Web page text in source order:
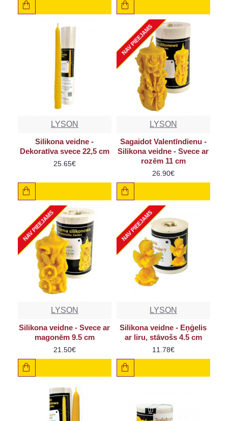
LYSON
Silikona veidne -
Dekoratīva svece 22,5 cm
25.65€
NAV PIEEJAMS
LYSON
Sagaidot Valentīndienu -
Silikona veidne - Svece ar
rozēm 11 cm
26.90€
NAV PIEEJAMS
LYSON
Silikona veidne - Svece ar
magonēm 9.5 cm
21.50€
NAV PIEEJAMS
LYSON
Silikona veidne - Eņģelis
ar liru, stāvošs 4.5 cm
11.78€